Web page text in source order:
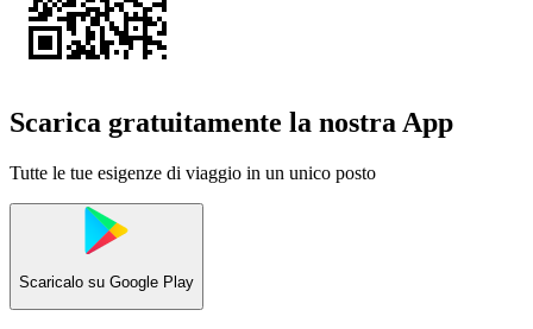
Scarica gratuitamente la nostra App
Tutte le tue esigenze di viaggio in un unico posto
Scaricalo su Google Play